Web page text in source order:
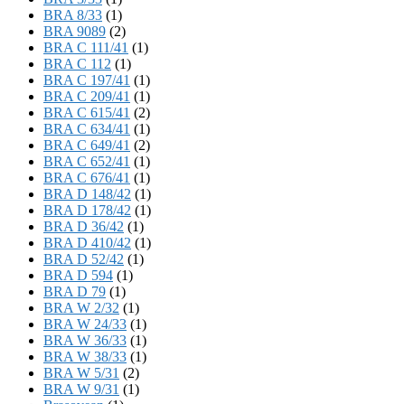
BRA 8/33 (1)
BRA 9089 (2)
BRA C 111/41 (1)
BRA C 112 (1)
BRA C 197/41 (1)
BRA C 209/41 (1)
BRA C 615/41 (2)
BRA C 634/41 (1)
BRA C 649/41 (2)
BRA C 652/41 (1)
BRA C 676/41 (1)
BRA D 148/42 (1)
BRA D 178/42 (1)
BRA D 36/42 (1)
BRA D 410/42 (1)
BRA D 52/42 (1)
BRA D 594 (1)
BRA D 79 (1)
BRA W 2/32 (1)
BRA W 24/33 (1)
BRA W 36/33 (1)
BRA W 38/33 (1)
BRA W 5/31 (2)
BRA W 9/31 (1)